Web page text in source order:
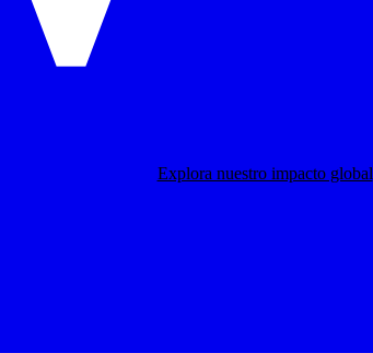
Explora nuestro impacto global